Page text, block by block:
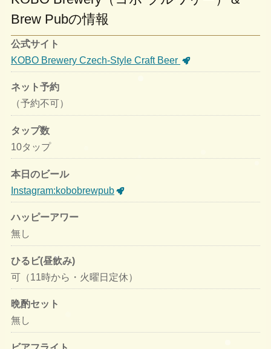
Brew Pubの情報
公式サイト
KOBO Brewery Czech-Style Craft Beer
ネット予約
（予約不可）
タップ数
10タップ
本日のビール
Instagram:kobobrewpub
ハッピーアワー
無し
ひるビ(昼飲み)
可（11時から・火曜日定休）
晩酌セット
無し